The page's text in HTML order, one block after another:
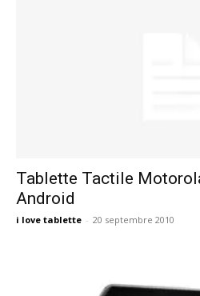
Tablette Tactile
Android
i love tablette - 20 septembre 2010